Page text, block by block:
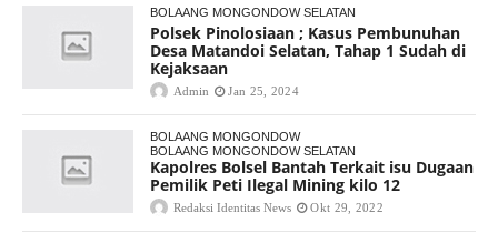
BOLAANG MONGONDOW SELATAN
Polsek Pinolosiaan ; Kasus Pembunuhan
Desa Matandoi Selatan, Tahap 1 Sudah di
Kejaksaan
Admin Jan 25, 2024
BOLAANG MONGONDOW
BOLAANG MONGONDOW SELATAN
Kapolres Bolsel Bantah Terkait isu Dugaan
Pemilik Peti Ilegal Mining kilo 12
Redaksi Identitas News Okt 29, 2022